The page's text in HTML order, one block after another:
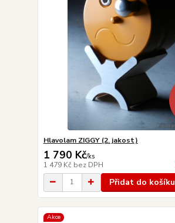
Hlavolam ZIGGY (2. jakost)
1 790 Kč/ks
1 479 Kč bez DPH
Přidat do košíku
Akce